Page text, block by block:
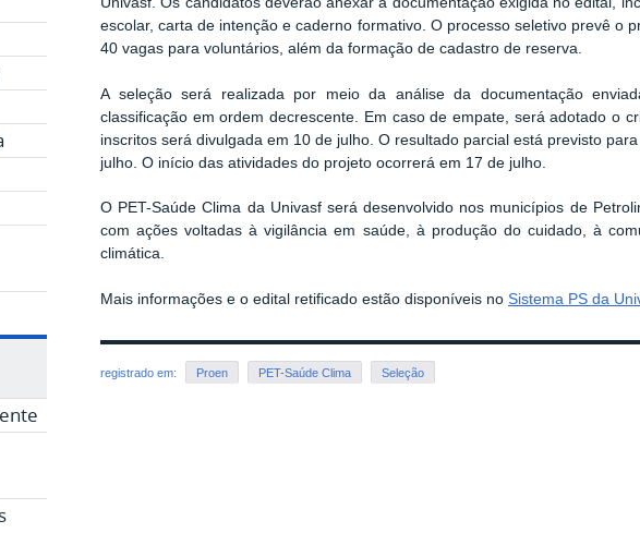
escolar, carta de intenção e caderno formativo. O processo seletivo prevê o
40 vagas para voluntários, além da formação de cadastro de reserva.
A seleção será realizada por meio da análise da documentação
classificação em ordem decrescente. Em caso de empate, será adotado o
inscritos será divulgada em 10 de julho. O resultado parcial está previsto
julho. O início das atividades do projeto ocorrerá em 17 de julho.
O PET-Saúde Clima da Univasf será desenvolvido nos municípios de
com ações voltadas à vigilância em saúde, à produção do cuidado, à
climática.
Mais informações e o edital retificado estão disponíveis noSistema PS da
registrado em: Proen PET-Saúde Clima Seleção